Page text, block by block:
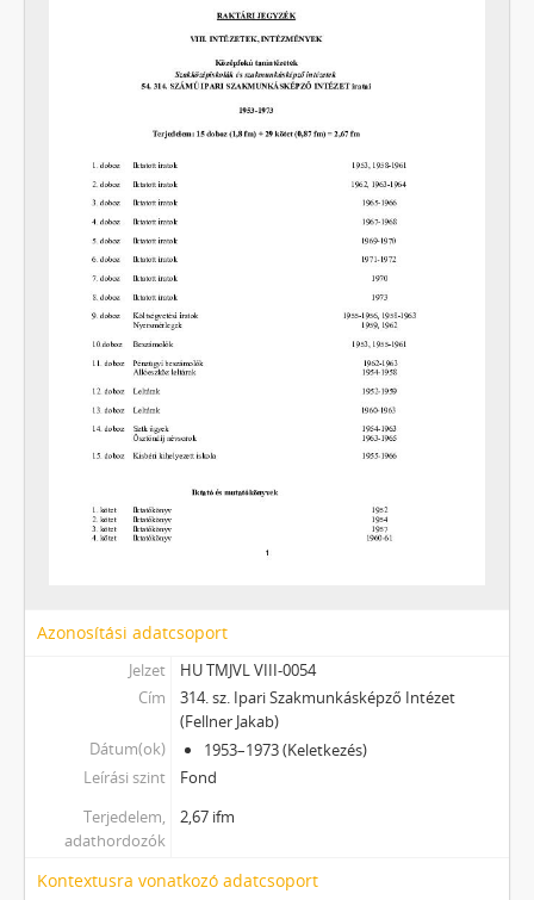
[Fond] 0112 - József Attila Általános Iskola, 1948–1999
[Fond] 0114 - Dózsa György Általános Iskola, 1949–2000
[Fond] 0115 - Bánhidai Általános Iskola, 1923–1999
[Fond] 0116 - Kőrösi Csoma Sándor Általános Iskola, 1993–1999
[Fond] 0117 - Kincskereső Alapítványi Általános Iskola, 1992–2009
[Fond] 0118 - Dolgozók Általános Iskolája, 1960–1998
[Fond] 3601 - Napsugár Alapítványi Óvoda, 1996–2003
[Fond] 3602 - Kossuth Lajos Óvoda, 1980–1991
[Fond] 3603 - Erőmű-lakótelepi Óvoda (Arany János Óvoda részlege), 1969–2005
[Fond] 3604 - I. sz. Óvoda, 1981–1985
[Fond] 3605 - II. sz. Óvoda, 1957
[Fond] 3606 - Ronyecz Józsefné óvodai szakfelügyelő, 1976–1986
[Fond] 0601 - Erkel Ferenc Zeneiskola, 1949–2000
[Fond] 0701 - Városi Könyvtár, 1964–2007
[Fond] 0702 - Tatabánya Megyei Jogú Város Levéltára, 1991–2023
[Fond] 0704 - Közművelődés Háza, 1980–2002
[Fond] 0705 - Bokányi Dezső Művelődési Központ, 1977–1987
[Fond] 0708 - Tatabányai Közösségi Televízió, 1984–2010
[Fond] 0801 - Szociális Foglalkoztató, 1983–2001
[fondfőcsoport] X - Egyesületek, 1896 - 2023
[fondfőcsoport] XI - Gazdasági szervek, 1912 - 1979
[fondfőcsoport] XIII - Családok, 1886 - 2017
[fondfőcsoport] XV - Gyűjtemények, 1223 - 2024
[fondfőcsoport] XXIII - Tanácsok, 1946 - 2002
Azonosítási adatcsoport
Jelzet
HU TMJVL VIII-0054
Cím
314. sz. Ipari Szakmunkásképző Intézet
(Fellner Jakab)
Dátum(ok)
1953–1973 (Keletkezés)
Leírási szint
Fond
Terjedelem,
adathordozók
2,67 ifm
Kontextusra vonatkozó adatcsoport